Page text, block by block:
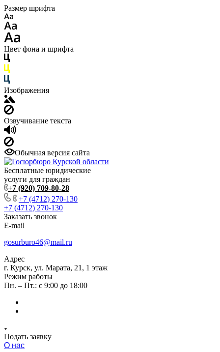
Размер шрифта
Цвет фона и шрифта
Изображения
Озвучивание текста
Обычная версия сайта
Бесплатные юридические
услуги для граждан
+7 (920) 709-80-28
+7 (4712) 270-130
+7 (4712) 270-130
Заказать звонок
E-mail
gosurburo46@mail.ru
Адрес
г. Курск, ул. Марата, 21, 1 этаж
Режим работы
Пн. – Пт.: с 9:00 до 18:00
Подать заявку
О нас